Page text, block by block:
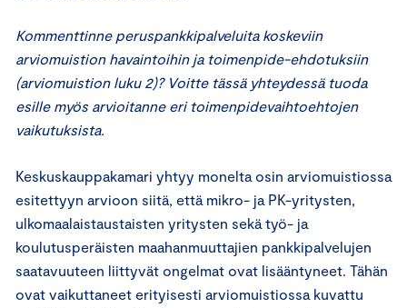
Kommenttinne peruspankkipalveluita koskeviin
arviomuistion havaintoihin ja toimenpide-ehdotuksiin
(arviomuistion luku 2)? Voitte tässä yhteydessä tuoda
esille myös arvioitanne eri toimenpidevaihtoehtojen
vaikutuksista.
Keskuskauppakamari yhtyy monelta osin arviomuistiossa
esitettyyn arvioon siitä, että mikro- ja PK-yritysten,
ulkomaalaistaustaisten yritysten sekä työ- ja
koulutusperäisten maahanmuuttajien pankkipalvelujen
saatavuuteen liittyvät ongelmat ovat lisääntyneet. Tähän
ovat vaikuttaneet erityisesti arviomuistiossa kuvattu